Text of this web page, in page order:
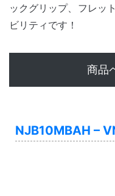
ックグリップ、フレッ
ビリティです！
商品
NJB10MBAH –